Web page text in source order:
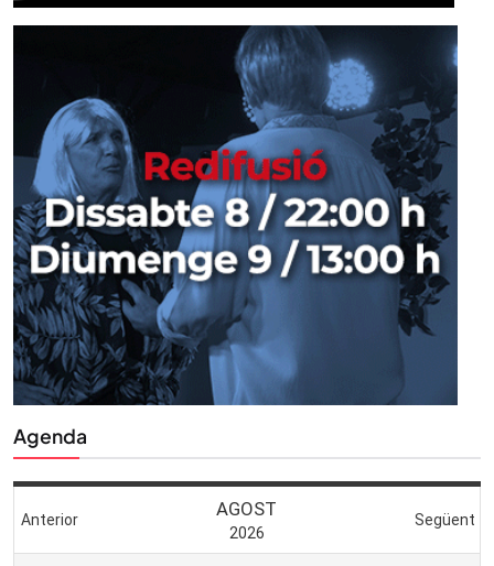
Agenda